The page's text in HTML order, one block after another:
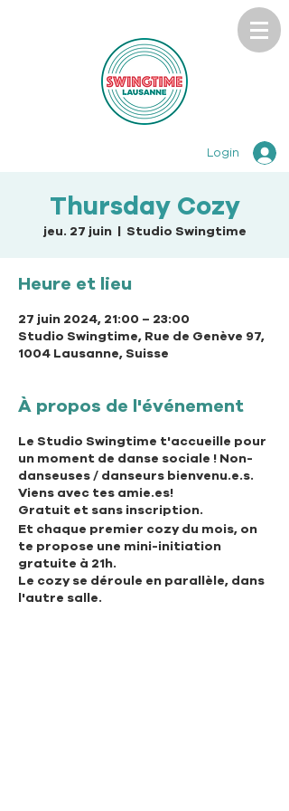
Login
Thursday Cozy
jeu. 27 juin
  |
Studio Swingtime
Heure et lieu
27 juin 2024, 21:00 – 23:00
Studio Swingtime, Rue de Genève 97,
1004 Lausanne, Suisse
À propos de l'événement
Le Studio Swingtime t'accueille pour
un moment de danse sociale ! Non-
danseuses / danseurs bienvenu.e.s.
Viens avec tes amie.es!
Gratuit et sans inscription.
Et chaque premier cozy du mois, on
te propose une mini-initiation
gratuite à 21h.
Le cozy se déroule en parallèle, dans
l'autre salle.